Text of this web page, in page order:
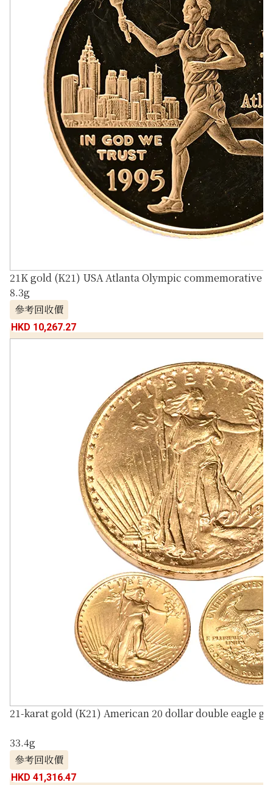
21K gold (K21) USA Atlanta Olympic commemorative
8.3g
參考回收價
HKD 10,267.27
21-karat gold (K21) American 20 dollar double eagle
33.4g
參考回收價
HKD 41,316.47